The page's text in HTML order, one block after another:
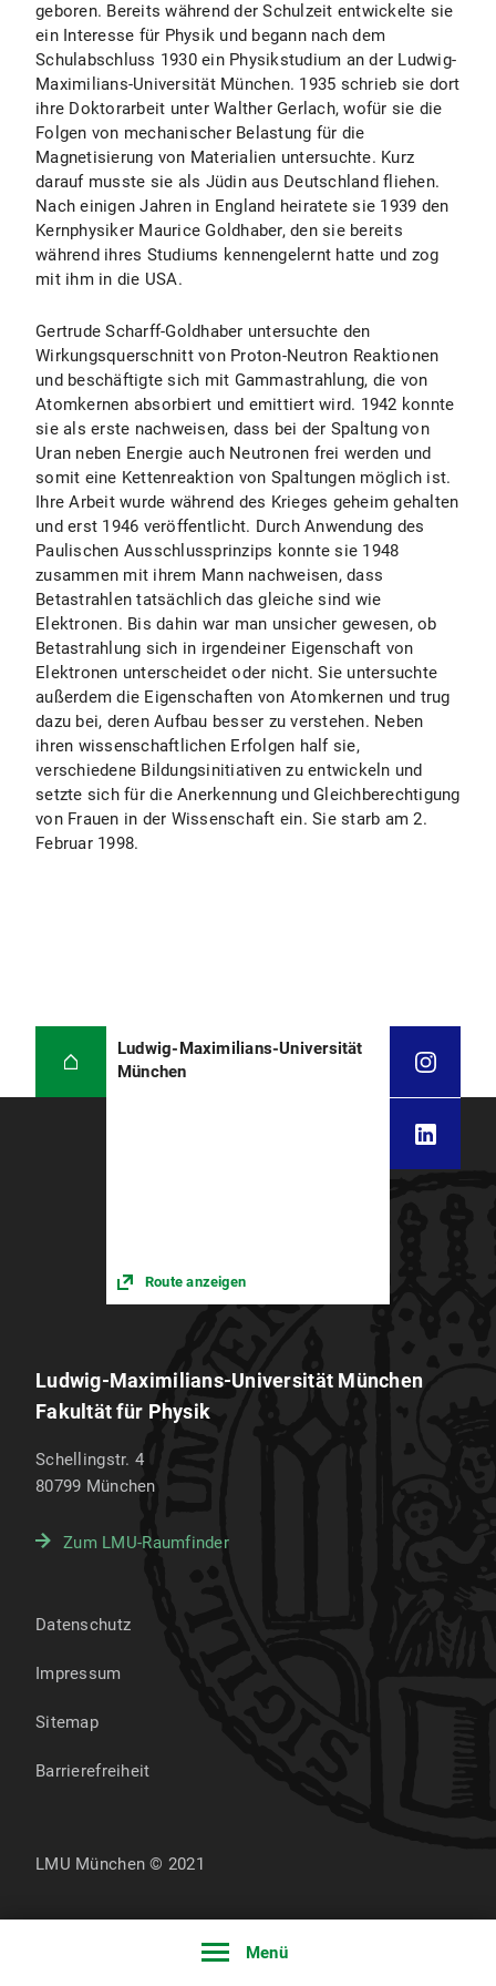
Menü
geboren. Bereits während der Schulzeit entwickelte sie
ein Interesse für Physik und begann nach dem
Schulabschluss 1930 ein Physikstudium an der Ludwig-
Maximilians-Universität München. 1935 schrieb sie dort
ihre Doktorarbeit unter Walther Gerlach, wofür sie die
Folgen von mechanischer Belastung für die
Magnetisierung von Materialien untersuchte. Kurz
darauf musste sie als Jüdin aus Deutschland fliehen.
Nach einigen Jahren in England heiratete sie 1939 den
Kernphysiker Maurice Goldhaber, den sie bereits
während ihres Studiums kennengelernt hatte und zog
mit ihm in die USA.
Gertrude Scharff-Goldhaber untersuchte den
Wirkungsquerschnitt von Proton-Neutron Reaktionen
und beschäftigte sich mit Gammastrahlung, die von
Atomkernen absorbiert und emittiert wird. 1942 konnte
sie als erste nachweisen, dass bei der Spaltung von
Uran neben Energie auch Neutronen frei werden und
somit eine Kettenreaktion von Spaltungen möglich ist.
Ihre Arbeit wurde während des Krieges geheim gehalten
und erst 1946 veröffentlicht. Durch Anwendung des
Paulischen Ausschlussprinzips konnte sie 1948
zusammen mit ihrem Mann nachweisen, dass
Betastrahlen tatsächlich das gleiche sind wie
Elektronen. Bis dahin war man unsicher gewesen, ob
Betastrahlung sich in irgendeiner Eigenschaft von
Elektronen unterscheidet oder nicht. Sie untersuchte
außerdem die Eigenschaften von Atomkernen und trug
dazu bei, deren Aufbau besser zu verstehen. Neben
ihren wissenschaftlichen Erfolgen half sie,
verschiedene Bildungsinitiativen zu entwickeln und
setzte sich für die Anerkennung und Gleichberechtigung
von Frauen in der Wissenschaft ein. Sie starb am 2.
Februar 1998.
Ludwig-Maximilians-Universität
München
Route anzeigen
Ludwig-Maximilians-Universität München
Fakultät für Physik
Schellingstr. 4
80799 München
Zum LMU-Raumfinder
Datenschutz
Impressum
Sitemap
Barrierefreiheit
LMU München © 2021